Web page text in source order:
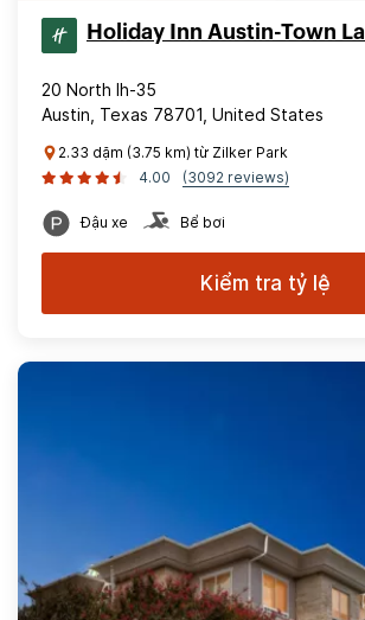
Holiday Inn Austin-Town
20 North Ih-35
Austin, Texas 78701, United States
2.33 dặm (3.75 km) từ Zilker Park
4.00
(3092 reviews)
Đậu xe Bể bơi
Kiểm tra tỷ lệ